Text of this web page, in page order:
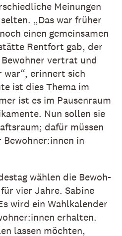
Meinungen
„Das war früher
einen gemeinsamen
Rentfort gab, der
vertrat und
war“, erinnert sich
ist dies Thema im
ist es im Pausenraum
Nun sollen sie
dafür müssen
Bewohner:innen in
wählen die Be­­woh­
vier Jahre. Sabine
wird ein Wahlkalender
erhalten.
lassen möchten,